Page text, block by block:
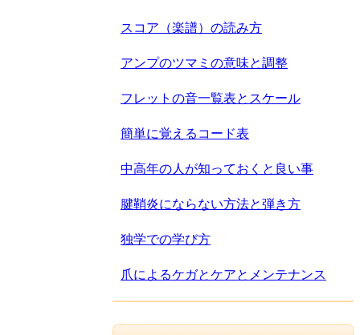
スコア（楽譜）の読み方
アンプのツマミの意味と調整
フレットの音一覧表とスケール
簡単に覚えるコード表
中高年の人が知っておくと良い事
腱鞘炎にならない方法と弾き方
独学での学び方
爪によるケガとケアとメンテナンス